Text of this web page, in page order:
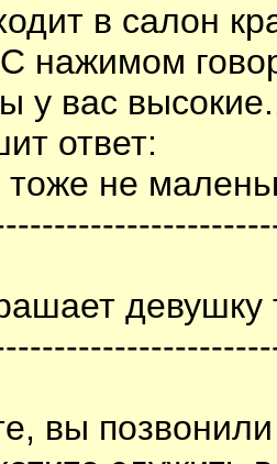
в салон
С нажимом
у вас
ответ:
не
девушку
вы